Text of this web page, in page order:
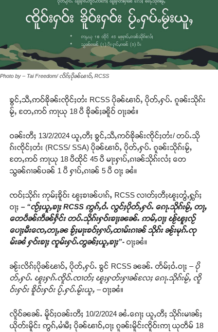
Photo by – Tai Freedom/ လိၵ်ႈပိုၼ်ၽၢဝ်ႇ RCSS
ၶွင်ႇသီႇဢဝ်ၶိုၼ်းၸိုင်ႈတႆး RCSS ပိုၼ်ၽၢဝ်ႇ ပိုတ်ႇႁပ်ႉ ၵူၼ်းသိုၵ်း
မႂ်ႇ တႄႇဢဝ် ဢႃယု 18 ပီ ၶိုၼ်ႈၼိူဝ် ဝႃႈၼႆ။
ဝၼ်းတီႈ 13/2/2024 ယူႇတီႈ ၶွင်ႇသီႇဢဝ်ၶိုၼ်းၸိုင်ႈတႆး/ တပ်ႉသို
ၵ်းၸိုင်ႈတႆး (RCSS/ SSA) ပိုၼ်ၽၢဝ်ႇ ပိုတ်ႇႁပ်ႉ ၵူၼ်းသိုၵ်းမႂ်ႇ
တႄႇဢဝ် ဢႃယု 18 ပီထိုင် 45 ပီ မႃးႁၢပ်ႇၵၢၼ်သိုၵ်းလႆႈ တေ
သွၼ်ၵၢၼ်ပၼ် 1 ပီ ႁၢပ်ႇၵၢၼ် 5 ပီ ဝႃႈ ၼႆ။
ၸဝ်ႈသိုၵ်း ဢုမ်ႈၶိူဝ်း ၽူႈၶၢၼ်ပၢၵ်ႇ RCSS လၢတ်ႈတီႈၽူႈတွႆႇႁွၵ်ႈ
ဝႃႈ – “ၸႂ်ႈယူႇၶႃႈ RCSS ဢွၵ်ႇဝႆႉ လွင်ႈပိုတ်ႇႁပ်ႉ ၵေႃႉသိုၵ်းမႂ်ႇ တႃႇ
တေပဵၼ်ဢဵၼ်ႁႅင်း တပ်ႉသိုၵ်းႁဝ်းၶႃႈၼၼ်ႉ ဢမ်ႇဝႃႈ ၽႂ်ၽူႈလႂ်
ပေႃႈမီးၸေႇတႃႇၼ ၶႂ်ႈမႃးၶဝ်ႈႁၢပ်ႇထၢမ်းၵၢၼ် သိုၵ်း ၼႂ်းမုၵ်ႉၸု
မ်းၼႆ ႁဝ်းၶႃႈ ၸူမ်းႁပ်ႉတွၼ်ႈယူႇၶႃႈ”- ဝႃႈၼႆ။
ၼႂ်းလိၵ်ႈပိုၼ်ၽၢဝ်ႇ ပိုတ်ႇႁပ်ႉ ၶွင် RCSS ၼၼ်ႉ တႅမ်ႈဝႆႉဝႃႈ – ပို
တ်ႇႁပ်ႉ ၽူႈႁၵ်ႉၸိူဝ်ႉၸၢတ်ႈ ၽူႈႁတ်းႁၢၼ်လႄႈ ၵေႃႉသိုၵ်းမႂ်ႇ ၸိူ
ဝ်းႁဝ်း ၶိူဝ်းႁဝ်း ပႂ်ႉႁပ်ႉမႂ်းယူႇ –ဝႃႈၼႆ။
လိူဝ်ၼၼ်ႉ မိူဝ်ႈဝၼ်းတီႈ 10/2/2024 ၼႆႉၵေႃႈ ယူႇတီႈ သိုၵ်းမၢၼ်ႈ
ယိုတ်းမိူင်း ဢွၵ်ႇမၢႆမီႈ ပိုၼ်ၽၢဝ်ႇဝႃႈ ၵူၼ်းမိူင်းၸိူဝ်းဢႃ ယုတဵမ် 18